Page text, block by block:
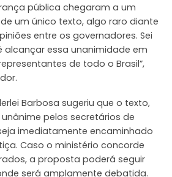
pública chegaram a um
um único texto, algo raro diante
entre os governadores. Sei
essa unanimidade em
de todo o Brasil”,
Barbosa sugeriu que o texto,
pelos secretários de
imediatamente encaminhado
Caso o ministério concorde
a proposta poderá seguir
será amplamente debatida.